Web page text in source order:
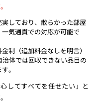
実しており、散らかった部屋
気通貫での対応が可能で
制（追加料金なしを明言）
体では回収できない品目の
。
してすべてを任せたい」と